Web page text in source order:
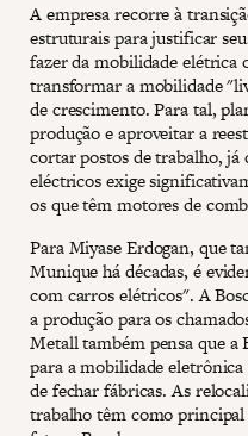
A empresa recorre à
estruturais para justificar
fazer da mobilidade elétrica
transformar a mobilidade
de crescimento. Para tal,
produção e aproveitar a
cortar postos de trabalho, já
eléctricos exige
os que têm motores de
Para Miyase Erdogan, que
Munique há décadas, é
com carros elétricos". A
a produção para os
Metall também pensa que a
para a mobilidade
de fechar fábricas. As
trabalho têm como